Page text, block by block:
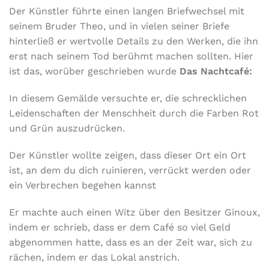
Der Künstler führte einen langen Briefwechsel mit
seinem Bruder Theo, und in vielen seiner Briefe
hinterließ er wertvolle Details zu den Werken, die ihn
erst nach seinem Tod berühmt machen sollten. Hier
ist das, worüber geschrieben wurde Das Nachtcafé:
In diesem Gemälde versuchte er, die schrecklichen
Leidenschaften der Menschheit durch die Farben Rot
und Grün auszudrücken.
Der Künstler wollte zeigen, dass dieser Ort ein Ort
ist, an dem du dich ruinieren, verrückt werden oder
ein Verbrechen begehen kannst
Er machte auch einen Witz über den Besitzer Ginoux,
indem er schrieb, dass er dem Café so viel Geld
abgenommen hatte, dass es an der Zeit war, sich zu
rächen, indem er das Lokal anstrich.